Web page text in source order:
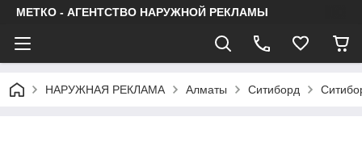
МЕТКО - АГЕНТСТВО НАРУЖНОЙ РЕКЛАМЫ
НАРУЖНАЯ РЕКЛАМА Алматы Ситиборд